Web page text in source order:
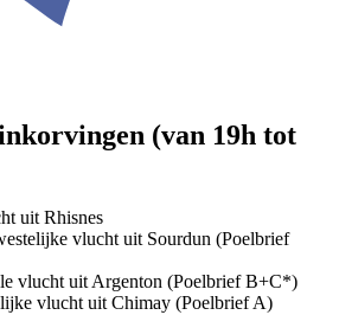
(van 19h tot
uit Rhisnes
vlucht uit Sourdun (Poelbrief
vlucht uit Argenton (Poelbrief B+C*)
vlucht uit Chimay (Poelbrief A)